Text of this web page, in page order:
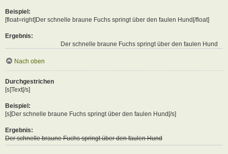
Beispiel:
[float=right]Der schnelle braune Fuchs springt über den faulen Hund[/float]
Ergebnis:
Der schnelle braune Fuchs springt über den faulen Hund
Nach oben
Durchgestrichen
[s]Text[/s]
Beispiel:
[s]Der schnelle braune Fuchs springt über den faulen Hund[/s]
Ergebnis:
Der schnelle braune Fuchs springt über den faulen Hund